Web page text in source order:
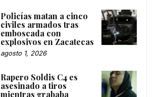
Policías matan a cinco
civiles armados tras
emboscada con
explosivos en Zacatecas
agosto 1, 2026
Rapero Soldis C4 es
asesinado a tiros
mientras grababa